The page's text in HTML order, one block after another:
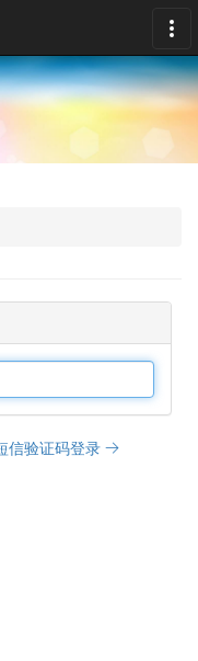
信验证码登录 →